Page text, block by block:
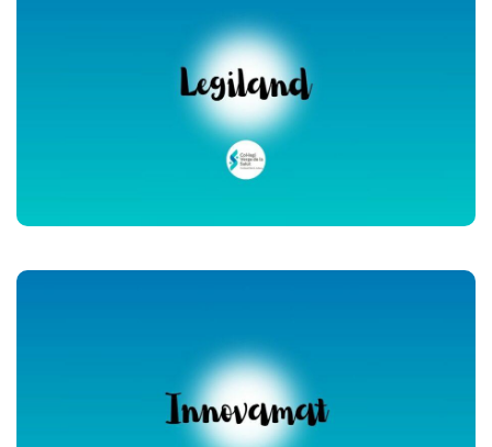
Legiland
Veure vídeo (Youtube)
Innovamat - Matemàtiques
manipulatives